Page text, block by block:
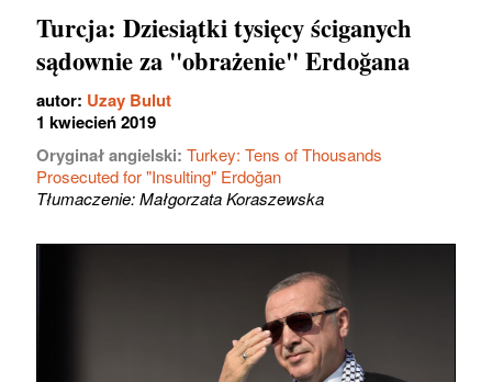
Turcja: Dziesiątki tysięcy ściganych
sądownie za "obrażenie" Erdoğana
autor: Uzay Bulut
1 kwiecień 2019
Oryginał angielski: Turkey: Tens of Thousands
Prosecuted for "Insulting" Erdoğan
Tłumaczenie: Małgorzata Koraszewska